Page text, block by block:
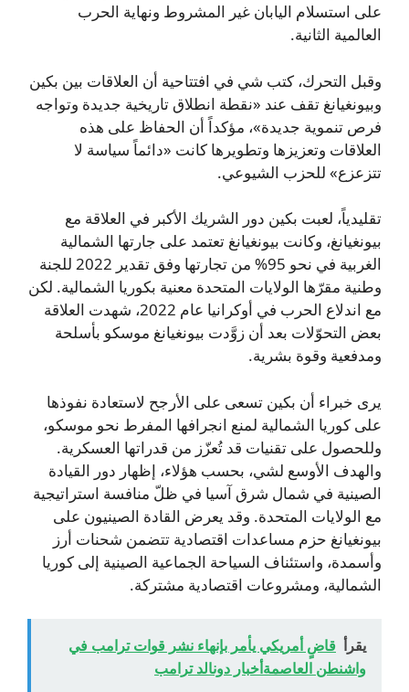
على استسلام اليابان غير المشروط ونهاية الحرب
العالمية الثانية.
وقبل التحرك، كتب شي في افتتاحية أن العلاقات بين بكين
وبيونغيانغ تقف عند «نقطة انطلاق تاريخية جديدة وتواجه
فرص تنموية جديدة»، مؤكداً أن الحفاظ على هذه
العلاقات وتعزيزها وتطويرها كانت «دائماً سياسة لا
تتزعزع» للحزب الشيوعي.
تقليدياً، لعبت بكين دور الشريك الأكبر في العلاقة مع
بيونغيانغ، وكانت بيونغيانغ تعتمد على جارتها الشمالية
الغربية في نحو 95% من تجارتها وفق تقدير 2022 للجنة
وطنية مقرّها الولايات المتحدة معنية بكوريا الشمالية. لكن
مع اندلاع الحرب في أوكرانيا عام 2022، شهدت العلاقة
بعض التحوّلات بعد أن زوَّدت بيونغيانغ موسكو بأسلحة
ومدفعية وقوة بشرية.
يرى خبراء أن بكين تسعى على الأرجح لاستعادة نفوذها
على كوريا الشمالية لمنع انجرافها المفرط نحو موسكو،
وللحصول على تقنيات قد تُعزّز من قدراتها العسكرية.
والهدف الأوسع لشي، بحسب هؤلاء، إظهار دور القيادة
الصينية في شمال شرق آسيا في ظلّ منافسة استراتيجية
مع الولايات المتحدة. وقد يعرض القادة الصينيون على
بيونغيانغ حزم مساعدات اقتصادية تتضمن شحنات أرز
وأسمدة، واستئناف السياحة الجماعية الصينية إلى كوريا
الشمالية، ومشروعات اقتصادية مشتركة.
يقرأ قاضٍ أمريكي يأمر بإنهاء نشر قوات ترامب في
واشنطن العاصمةأخبار دونالد ترامب